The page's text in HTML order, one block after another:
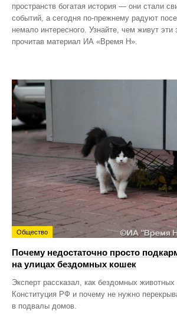
пространств богатая история — они стали
событий, а сегодня по‑прежнему радуют
немало интересного. Узнайте, чем живут
прочитав материал ИА «Время Н».
Общество
Почему недостаточно просто
на улицах бездомных кошек
Эксперт рассказал, как бездомных
Конституция РФ и почему не нужно
в подвалы домов.